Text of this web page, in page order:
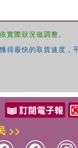
際狀況做調整。
最快的取貨速度，
>>